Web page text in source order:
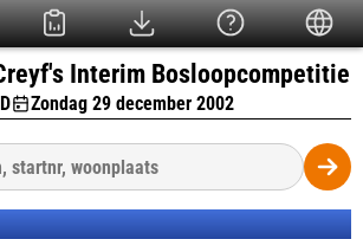
Interim Bosloopcompetitie
Zondag 29 december 2002